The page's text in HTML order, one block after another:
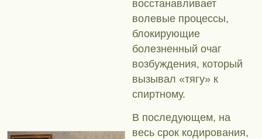
восстанавливает
волевые процессы,
блокирующие
болезненный очаг
возбуждения, который
вызывал «тягу» к
спиртному.
В последующем, на
весь срок кодирования,